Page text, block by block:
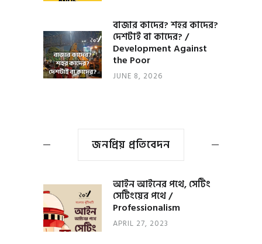
বাজার কাদের? শহর কাদের?
দেশটাই বা কাদের? /
Development Against
the Poor
JUNE 8, 2026
জনপ্রিয় প্রতিবেদন
আইন আইনের পথে, সেটিং
সেটিংয়ের পথে /
Professionalism
APRIL 27, 2023